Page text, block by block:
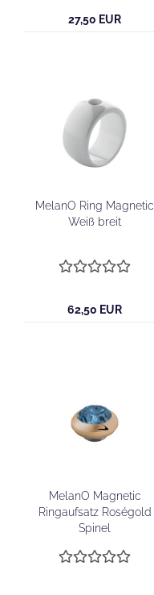
27,50 EUR
MelanO Ring Magnetic
Weiß breit
62,50 EUR
MelanO Magnetic
Ringaufsatz Roségold
Spinel